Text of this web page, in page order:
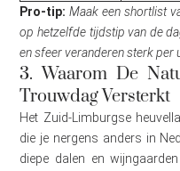
Pro-tip: Maak een shortlist
op hetzelfde tijdstip van de
en sfeer veranderen sterk per
3. Waarom De
Trouwdag Versterkt
Het Zuid-Limburgse
die je nergens anders in
diepe dalen en